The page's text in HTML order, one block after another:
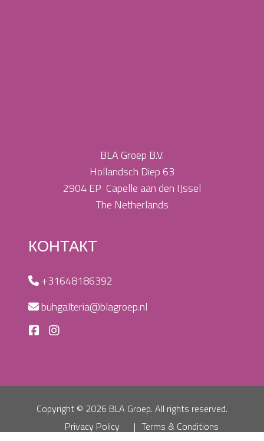
BLA Groep B.V.
Hollandsch Diep 63
2904 EP Capelle aan den IJssel
The Netherlands
КОНТАКТ
+31648186392
buhgalteria@blagroep.nl
Copyright © 2026 BLA Groep. All rights reserved.
Privacy Policy
Terms & Conditions